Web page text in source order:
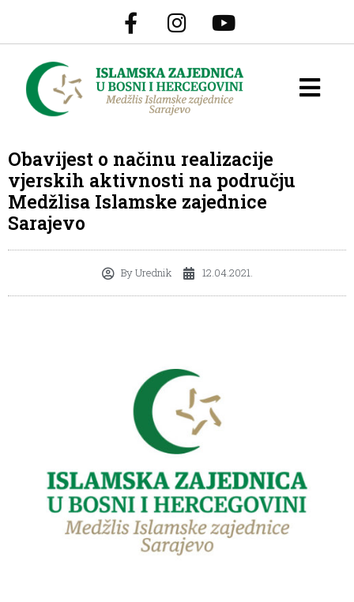
Obavijest o načinu realizacije
vjerskih aktivnosti na području
Medžlisa Islamske zajednice
Sarajevo
ByUrednik 12.04.2021.